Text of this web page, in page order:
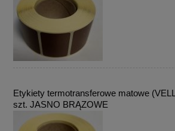
Etykiety termotransferowe matowe
szt. JASNO BRĄZOWE